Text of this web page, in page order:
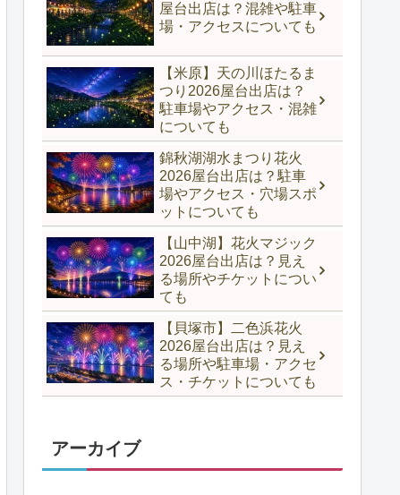
屋台出店は？混雑や駐車
場・アクセスについても
【米原】天の川ほたるま
つり2026屋台出店は？
駐車場やアクセス・混雑
についても
錦秋湖湖水まつり花火
2026屋台出店は？駐車
場やアクセス・穴場スポ
ットについても
【山中湖】花火マジック
2026屋台出店は？見え
る場所やチケットについ
ても
【貝塚市】二色浜花火
2026屋台出店は？見え
る場所や駐車場・アクセ
ス・チケットについても
アーカイブ